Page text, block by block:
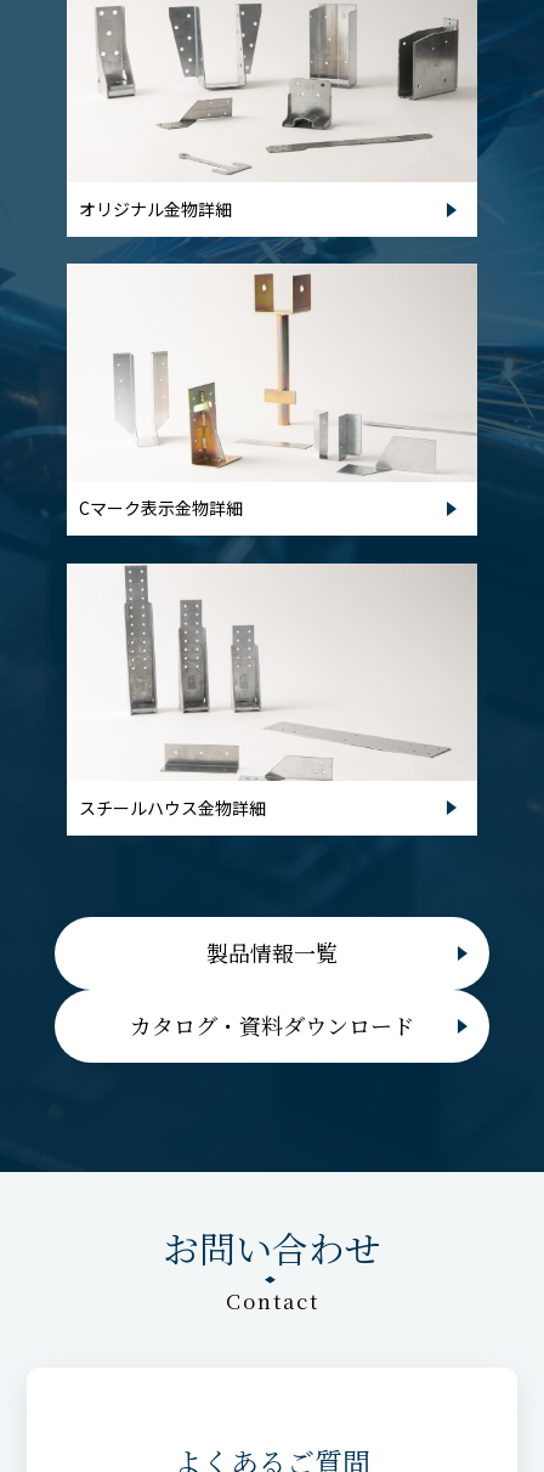
オリジナル金物詳細
Cマーク表示金物詳細
スチールハウス金物詳細
製品情報一覧
カタログ・資料ダウンロード
お問い合わせ
Contact
よくあるご質問